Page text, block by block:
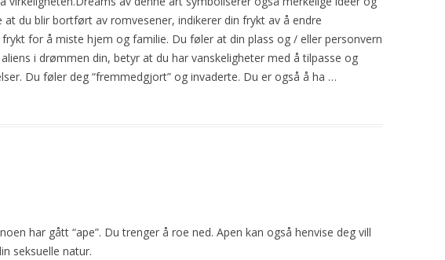
at du blir bortført av romvesener, indikerer din frykt av å endre
for å miste hjem og familie. Du føler at din plass og / eller personvern
i drømmen din, betyr at du har vanskeligheter med å tilpasse og
Du føler deg “fremmedgjort” og invaderte. Du er også å ha …
har gått “ape”. Du trenger å roe ned. Apen kan også henvise deg vill
seksuelle natur.